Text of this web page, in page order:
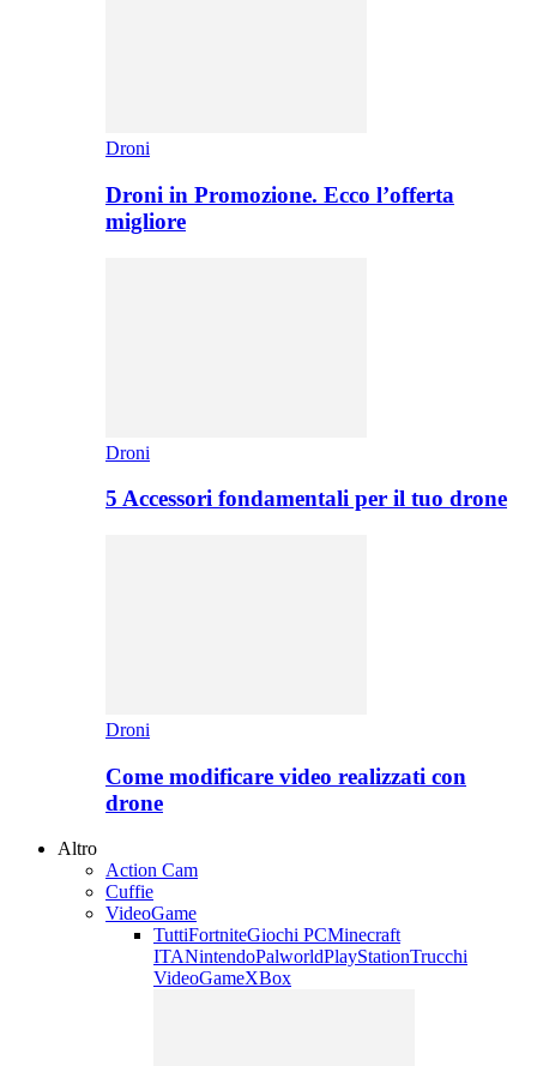
Droni
Droni in Promozione. Ecco l’offerta
migliore
Droni
5 Accessori fondamentali per il tuo drone
Droni
Come modificare video realizzati con
drone
Altro
Action Cam
Cuffie
VideoGame
TuttiFortniteGiochi PCMinecraft
ITANintendoPalworldPlayStationTrucchi
VideoGameXBox